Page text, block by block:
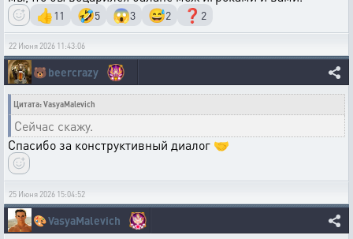
👍11 🤣5 😱3 😅2 ❓ 2
22 Июня 2026 11:43:06
🐻beercrazy
Цитата: VasyaMalevich
Сейчас скажу.
Спасибо за конструктивный диалог 🤝
25 Июня 2026 15:04:52
🎨VasyaMalevich